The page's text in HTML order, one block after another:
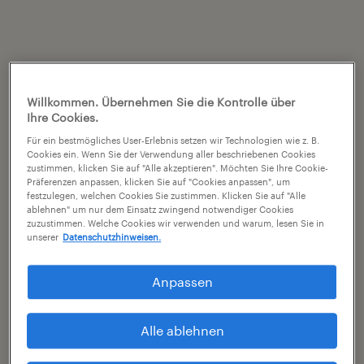
Willkommen. Übernehmen Sie die Kontrolle über
Ihre Cookies.
Für ein bestmögliches User-Erlebnis setzen wir Technologien wie z. B.
Cookies ein. Wenn Sie der Verwendung aller beschriebenen Cookies
zustimmen, klicken Sie auf "Alle akzeptieren". Möchten Sie Ihre Cookie-
Präferenzen anpassen, klicken Sie auf "Cookies anpassen", um
festzulegen, welchen Cookies Sie zustimmen. Klicken Sie auf "Alle
ablehnen" um nur dem Einsatz zwingend notwendiger Cookies
zuzustimmen. Welche Cookies wir verwenden und warum, lesen Sie in
unserer Datenschutzhinweisen.
Anpassen
Alle ablehnen